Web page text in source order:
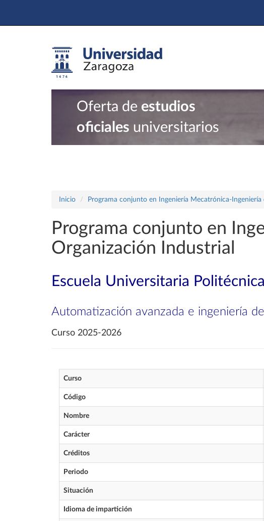
Oferta de estudios
oficiales universitarios
Inicio Programa conjunto en Ingeniería Mecatrónica-Ingeniería
Programa conjunto en
Organización Industrial
Escuela Universitaria
Automatización avanzada e ingeniería
Curso 2025-2026
Curso
Código
Nombre
Carácter
Créditos
Periodo
Situación
Idioma de impartición